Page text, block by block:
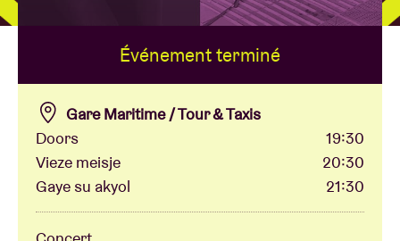
Location de salles
BRDCST
ABtv
Chèque-concert
Événement terminé
Gare Maritime / Tour & Taxis
Doors
19:30
Vieze meisje
20:30
Gaye su akyol
21:30